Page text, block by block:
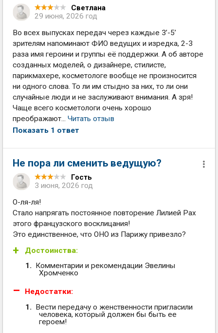
Светлана
29 июня, 2026 год
Во всех выпусках передач через каждые 3’-5’
зрителям напоминают ФИО ведущих и изредка, 2-3
раза имя героини и группы её поддержки. А об авторе
созданных моделей, о дизайнере, стилисте,
парикмахере, косметологе вообще не произносится
ни одного слова. То ли им стыдно за них, то ли они
случайные люди и не заслуживают внимания. А зря!
Чаще всего косметологи очень хорошо
преображают... Читать отзыв
Показать 1 ответ
Не пора ли сменить ведущую?
Гость
3 июня, 2026 год
О-ля-ля!
Стало напрягать постоянное повторение Лилией Рах
этого французского восклицания!
Это единственное, что ОНО из Парижу привезло?
Достоинства:
Комментарии и рекомендации Эвелины
Хромченко
Недостатки:
Вести передачу о женственности пригласили
человека, который должен бы быть ее
героем!